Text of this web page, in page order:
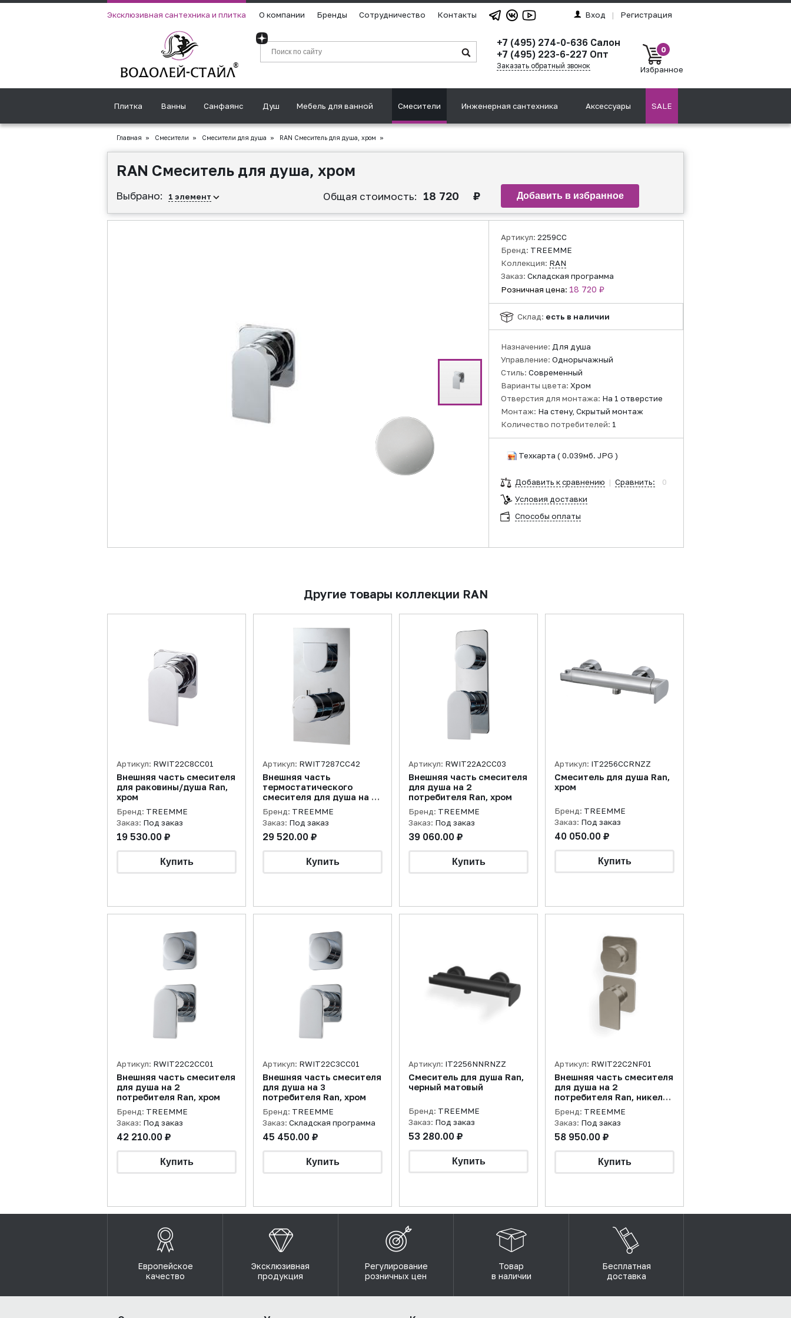
Эксклюзивная сантехника и плитка О компании Бренды Сотрудничество Контакты Вход | Регистрация
+7 (495) 274-0-636 Салон
+7 (495) 223-6-227 Опт
Заказать обратный звонок
0
Избранное
Плитка Ванны Санфаянс Душ Мебель для ванной Смесители Инженерная сантехника Аксессуары SALE
Главная » Смесители » Смесители для душа » RAN Смеситель для душа, хром »
RAN Смеситель для душа, хром
Выбрано: 1 элемент Общая стоимость: 18 720 ₽
Артикул: 2259CC
Бренд: TREEMME
Коллекция: RAN
Заказ: Складская программа
Розничная цена: 18 720 ₽
Склад: есть в наличии
Назначение: Для душа
Управление: Однорычажный
Стиль: Современный
Варианты цвета: Хром
Отверстия для монтажа: На 1 отверстие
Монтаж: На стену, Скрытый монтаж
Количество потребителей: 1
Техкарта ( 0.039мб. JPG )
Добавить к сравнению | Сравнить:
0
Условия доставки
Способы оплаты
Другие товары коллекции RAN
Артикул: RWIT22C8CC01
Внешняя часть смесителя
для раковины/душа Ran,
хром
Бренд: TREEMME
Заказ: Под заказ
19 530.00 ₽
Артикул: RWIT7287CC42
Внешняя часть
термостатического
смесителя для душа на 1
потребителя Ran, хром
Бренд: TREEMME
Заказ: Под заказ
29 520.00 ₽
Артикул: RWIT22A2CC03
Внешняя часть смесителя
для душа на 2
потребителя Ran, хром
Бренд: TREEMME
Заказ: Под заказ
39 060.00 ₽
Артикул: IT2256CCRNZZ
Смеситель для душа Ran,
хром
Бренд: TREEMME
Заказ: Под заказ
40 050.00 ₽
Артикул: RWIT22C2CC01
Внешняя часть смесителя
для душа на 2
потребителя Ran, хром
Бренд: TREEMME
Заказ: Под заказ
42 210.00 ₽
Артикул: RWIT22C3CC01
Внешняя часть смесителя
для душа на 3
потребителя Ran, хром
Бренд: TREEMME
Заказ: Складская программа
45 450.00 ₽
Артикул: IT2256NNRNZZ
Смеситель для душа Ran,
черный матовый
Бренд: TREEMME
Заказ: Под заказ
53 280.00 ₽
Артикул: RWIT22C2NF01
Внешняя часть смесителя
для душа на 2
потребителя Ran, никель
брашированный
Бренд: TREEMME
Заказ: Под заказ
58 950.00 ₽
Европейское
качество
Эксклюзивная
продукция
Регулирование
розничных цен
Товар
в наличии
Бесплатная
доставка